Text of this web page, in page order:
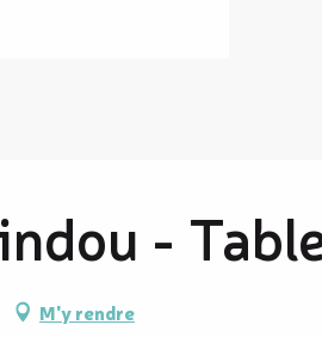
-
M'y rendre